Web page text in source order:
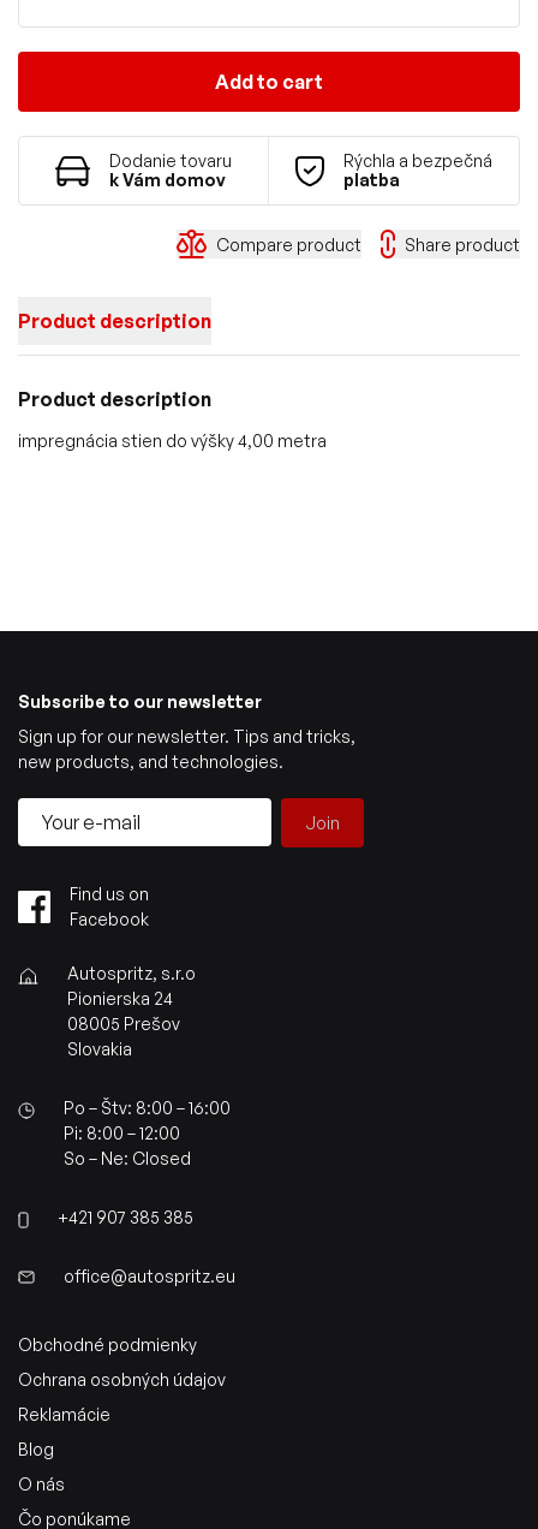
Add to cart
Dodanie tovaru
k Vám domov
Rýchla a bezpečná
platba
Compare product Share product
Product description
Product description
impregnácia stien do výšky 4,00 metra
Subscribe to our newsletter
Sign up for our newsletter. Tips and tricks,
new products, and technologies.
Join
Find us on
Facebook
Autospritz, s.r.o
Pionierska 24
08005 Prešov
Slovakia
Po – Štv: 8:00 – 16:00
Pi: 8:00 – 12:00
So – Ne: Closed
+421 907 385 385
office@autospritz.eu
Obchodné podmienky
Ochrana osobných údajov
Reklamácie
Blog
O nás
Čo ponúkame